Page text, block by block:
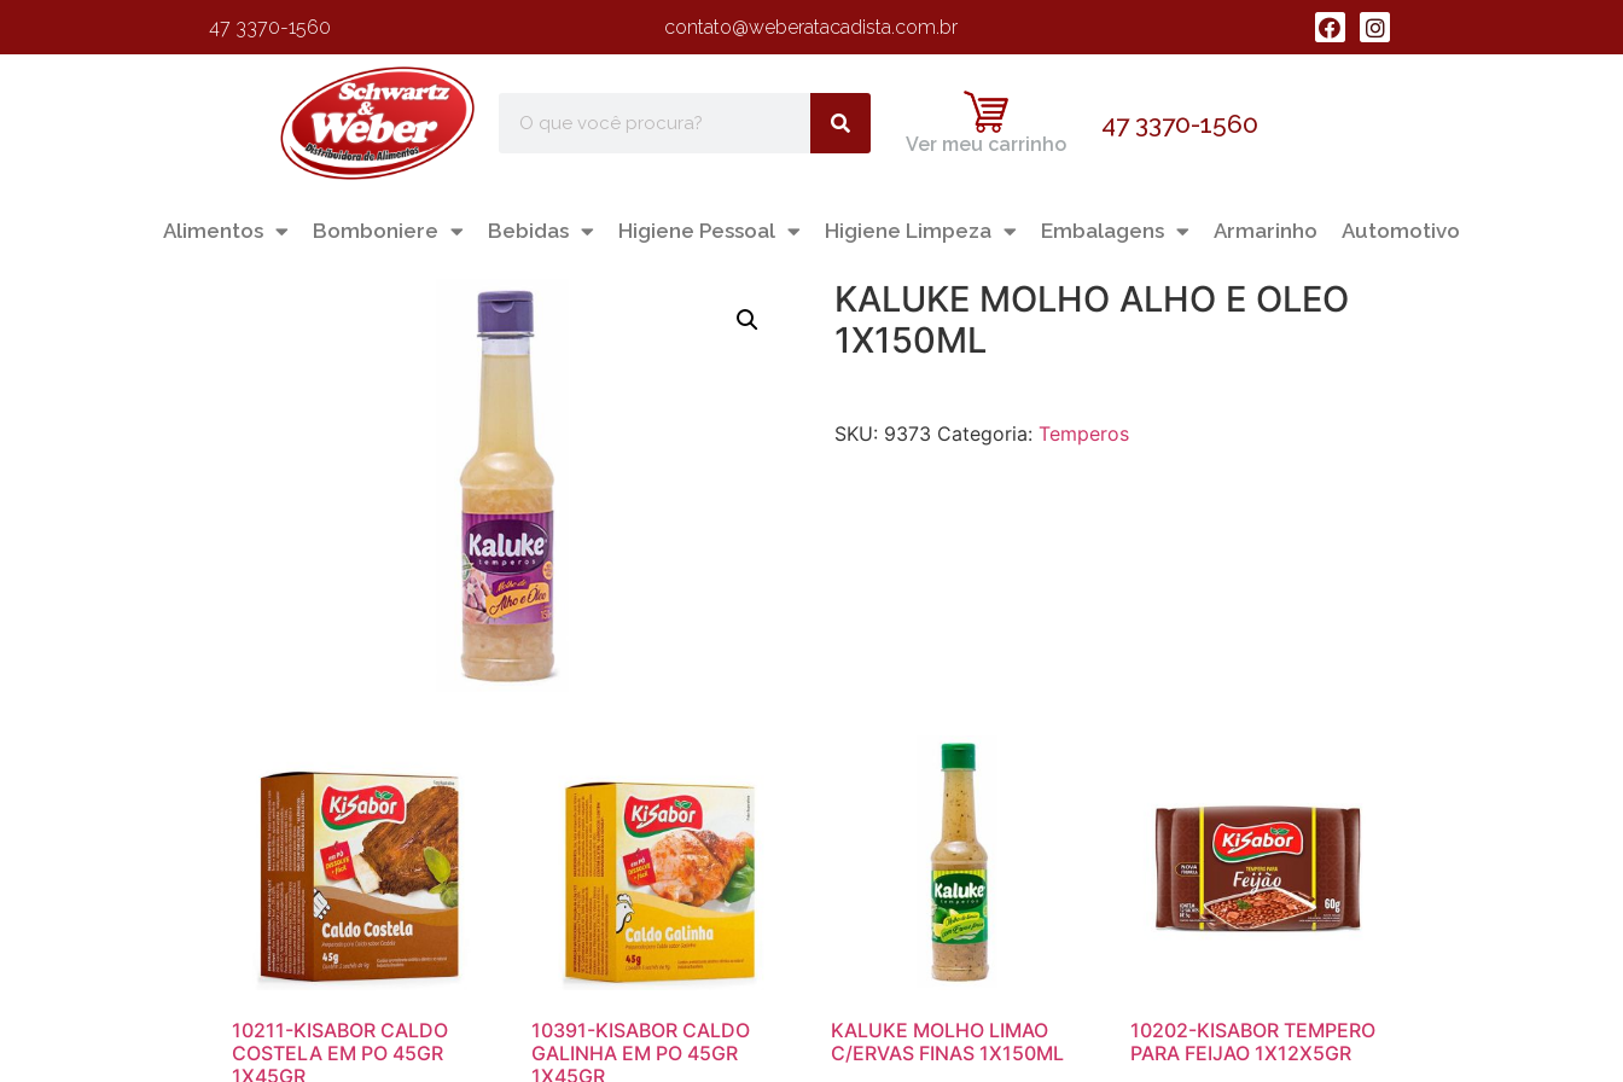
47 3370-1560 contato@weberatacadista.com.br
Ver meu carrinho
47 3370-1560
Alimentos Bomboniere Bebidas Higiene Pessoal Higiene Limpeza Embalagens Armarinho Automotivo
KALUKE MOLHO ALHO E OLEO
1X150ML
SKU: 9373 Categoria:Temperos
10211-KISABOR CALDO
COSTELA EM PO 45GR
1X45GR
10391-KISABOR CALDO
GALINHA EM PO 45GR
1X45GR
KALUKE MOLHO LIMAO
C/ERVAS FINAS 1X150ML
10202-KISABOR TEMPERO
PARA FEIJAO 1X12X5GR